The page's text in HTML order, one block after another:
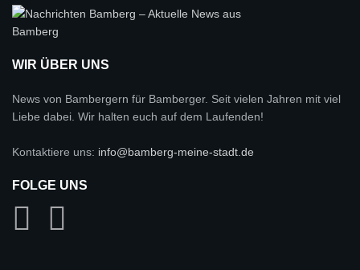
WIR ÜBER UNS
News von Bambergern für Bamberger. Seit vielen Jahren mit viel
Liebe dabei. Wir halten euch auf dem Laufenden!
Kontaktiere uns: info@bamberg-meine-stadt.de
FOLGE UNS